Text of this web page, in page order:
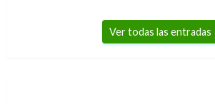
Ver todas las entradas